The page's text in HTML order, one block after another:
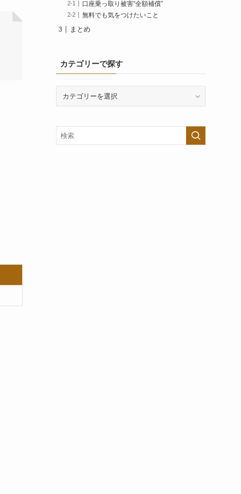
口座乗っ取り被害“全額補償”
無料でも気をつけたいこと
まとめ
カテゴリーで探す
ー
で